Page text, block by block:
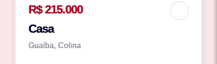
R$ 215.000
Casa
Guaíba, Colina